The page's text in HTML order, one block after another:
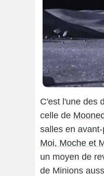
C'est l'une des
celle de
salles en
Moi, Moche et
un moyen de
de Minions